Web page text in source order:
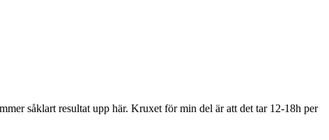
såklart resultat upp här. Kruxet för min del är att det tar 12-18h per